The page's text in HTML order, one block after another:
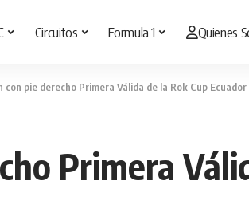
Circuitos Formula 1 Quienes
con pie derecho Primera Válida de la Rok Cup
Primera